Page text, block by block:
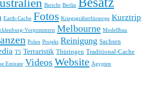
Bericht Berlin
Earth-Cache Fotos Kriegsgräberfürsorge Kurztrip
Vorpommern Melbourne Modellbau
Polen Projekt Reinigung Sachsen
T5 Terraristik Thüringen Traditional-Cache
Emirate Videos Website Ägypten